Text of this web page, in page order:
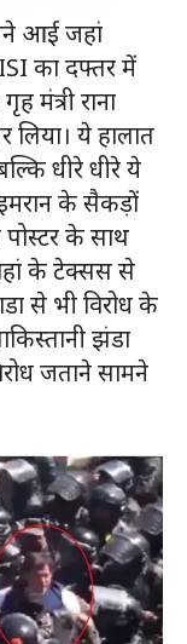
आई जहां
का दफ्तर में
मंत्री राना
लिया। ये हालात
धीरे धीरे ये
के सैकड़ों
के साथ
के टेक्सस से
से भी विरोध के
झंडा
जताने सामने